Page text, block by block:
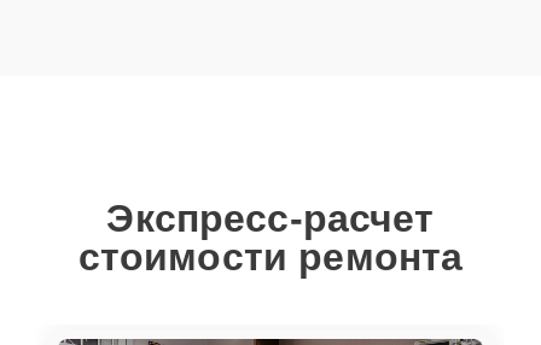
Экспресс-расчет
стоимости ремонта